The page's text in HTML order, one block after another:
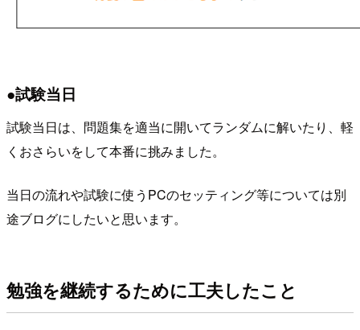
●試験当日
試験当日は、問題集を適当に開いてランダムに解いたり、軽
くおさらいをして本番に挑みました。
当日の流れや試験に使うPCのセッティング等については別
途ブログにしたいと思います。
勉強を継続するために工夫したこと